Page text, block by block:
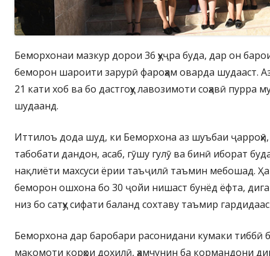
Беморхонаи мазкур дорои 36 ҳуҷра буда, дар он
беморон шароити зарурӣ фароҳам оварда шудааст.
21 кати хоб ва бо дастгоҳу лавозимоти соҳавӣ пурра
шудаанд.
Иттилоъ дода шуд, ки Беморхона аз шуъбаи ҷарроҳӣ,
табобати дандон, асаб, гӯшу гулӯ ва бинӣ иборат
нақлиёти махсуси ёрии таъҷилӣ таъмин мебошад.
беморон ошхона бо 30 ҷойи нишаст бунёд ёфта,
низ бо сатҳу сифати баланд сохтаву таъмир
Беморхона дар баробари расонидани кумаки тиббӣ
мақомоти корҳои дохилӣ, ҳамчунин ба кормандони